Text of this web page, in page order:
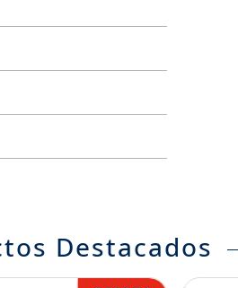
Destacados